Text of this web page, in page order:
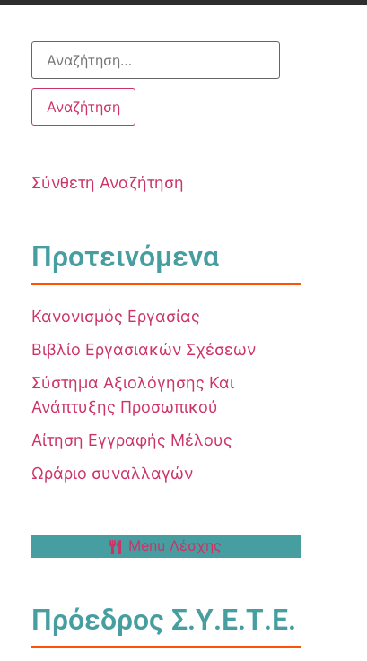
Σύνθετη Αναζήτηση
Προτεινόμενα
Κανονισμός Εργασίας
Βιβλίο Εργασιακών Σχέσεων
Σύστημα Αξιολόγησης Και
Ανάπτυξης Προσωπικού
Αίτηση Εγγραφής Μέλους
Ωράριο συναλλαγών
Menu Λέσχης
Πρόεδρος Σ.Υ.Ε.Τ.Ε.